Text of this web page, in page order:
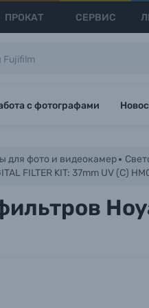
ПРОКАТ СЕРВИС
с фотографами
для фото и видеокамер
FILTER KIT: 37mm UV (C)